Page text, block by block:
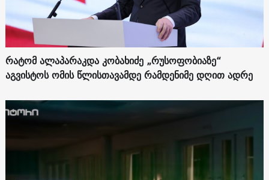
რატომ ალაპარაკდა კობახიძე „რუსოფობიაზე“
აგვისტოს ომის წლისთავამდე რამდენიმე დღით ადრე